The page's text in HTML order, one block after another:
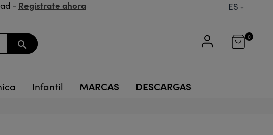
- Regístrate ahora ES
search
0
Infantil MARCAS DESCARGAS